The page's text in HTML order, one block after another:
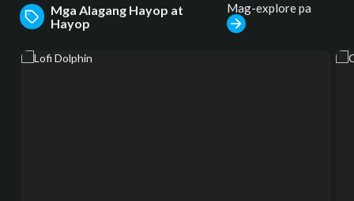
Mga Alagang Hayop at
Hayop
Mag-explore pa